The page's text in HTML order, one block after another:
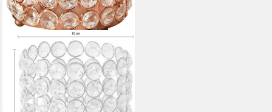
HOME AFFAIRE
Teelichthalter Lucy
ab 27,35 € UVP 44,90 €
-39%
lieferbar - in 5-6 Werktagen bei dir